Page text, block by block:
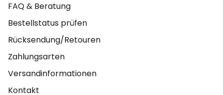
FAQ & Beratung
Bestellstatus prüfen
Rücksendung/Retouren
Zahlungsarten
Versandinformationen
Kontakt